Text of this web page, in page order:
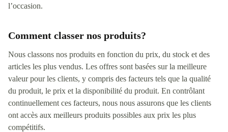
l’occasion.
Comment classer nos produits?
Nous classons nos produits en fonction du prix, du stock et des
articles les plus vendus. Les offres sont basées sur la meilleure
valeur pour les clients, y compris des facteurs tels que la qualité
du produit, le prix et la disponibilité du produit. En contrôlant
continuellement ces facteurs, nous nous assurons que les clients
ont accès aux meilleurs produits possibles aux prix les plus
compétitifs.